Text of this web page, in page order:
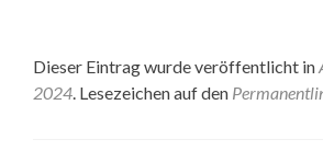
Dieser Eintrag wurde veröffentlicht in
2024. Lesezeichen auf den